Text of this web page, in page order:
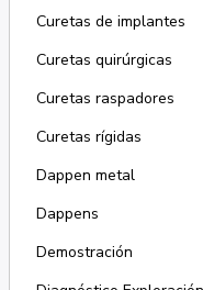
Curetas de implantes
Curetas quirúrgicas
Curetas raspadores
Curetas rígidas
Dappen metal
Dappens
Demostración